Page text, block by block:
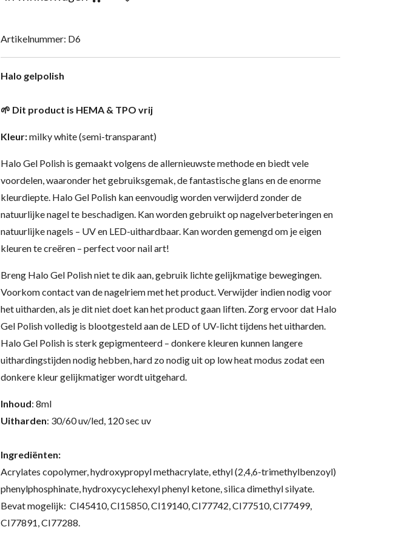
Artikelnummer: D6
Halo gelpolish
🌱 Dit product is HEMA & TPO vrij
Kleur:milky white (semi-transparant)
Halo Gel Polish is gemaakt volgens de allernieuwste methode en biedt vele
voordelen, waaronder het gebruiksgemak, de fantastische glans en de enorme
kleurdiepte. Halo Gel Polish kan eenvoudig worden verwijderd zonder de
natuurlijke nagel te beschadigen. Kan worden gebruikt op nagelverbeteringen en
natuurlijke nagels – UV en LED-uithardbaar. Kan worden gemengd om je eigen
kleuren te creëren – perfect voor nail art!
Breng Halo Gel Polish niet te dik aan, gebruik lichte gelijkmatige bewegingen.
Voorkom contact van de nagelriem met het product. Verwijder indien nodig voor
het uitharden, als je dit niet doet kan het product gaan liften. Zorg ervoor dat Halo
Gel Polish volledig is blootgesteld aan de LED of UV-licht tijdens het uitharden.
Halo Gel Polish is sterk gepigmenteerd – donkere kleuren kunnen langere
uithardingstijden nodig hebben, hard zo nodig uit op low heat modus zodat een
donkere kleur gelijkmatiger wordt uitgehard.
Inhoud: 8ml
Uitharden: 30/60 uv/led, 120 sec uv
Ingrediënten:
Acrylates copolymer, hydroxypropyl methacrylate, ethyl (2,4,6-trimethylbenzoyl)
phenylphosphinate, hydroxycyclehexyl phenyl ketone, silica dimethyl silyate.
Bevat mogelijk: CI45410, CI15850, CI19140, CI77742, CI77510, CI77499,
CI77891, CI77288.